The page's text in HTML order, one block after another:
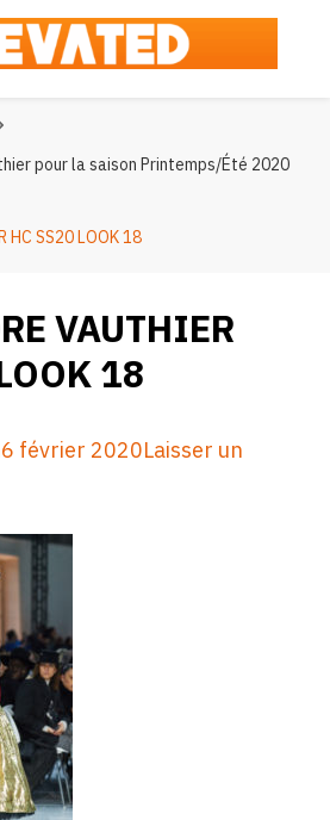
pour la saison Printemps/Été 2020
HC SS20 LOOK 18
VAUTHIER
18
6 février 2020Laisser un